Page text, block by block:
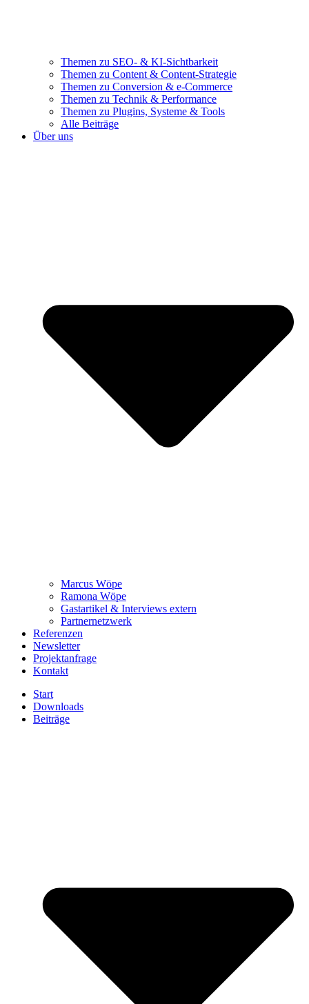
Themen zu SEO- & KI-Sichtbarkeit
Themen zu Content & Content-Strategie
Themen zu Conversion & e-Commerce
Themen zu Technik & Performance
Themen zu Plugins, Systeme & Tools
Alle Beiträge
Über uns
Marcus Wöpe
Ramona Wöpe
Gastartikel & Interviews extern
Partnernetzwerk
Referenzen
Newsletter
Projektanfrage
Kontakt
Start
Downloads
Beiträge